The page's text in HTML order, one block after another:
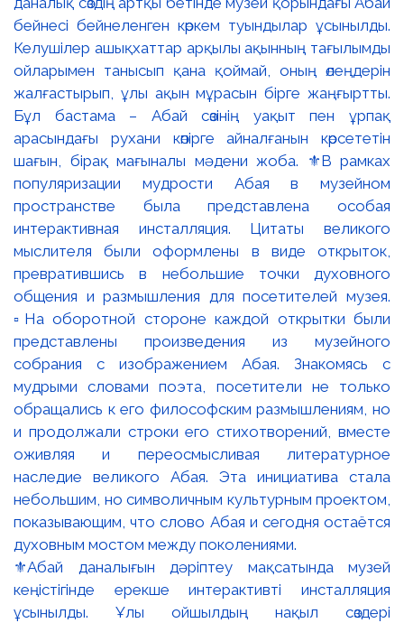
⚜️Абай даналығын дәріптеу мақсатында музей
кеңістігінде ерекше интерактивті инсталляция
ұсынылды. Ұлы ойшылдың нақыл сөздері